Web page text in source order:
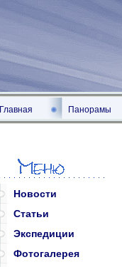
Главная Панорамы
Новости
Статьи
Экспедиции
Фотогалерея